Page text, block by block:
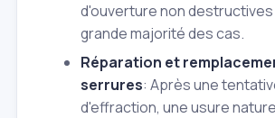
d'ouverture non destructives
grande majorité des cas.
Réparation et
serrures: Après une
d'effraction, une usure